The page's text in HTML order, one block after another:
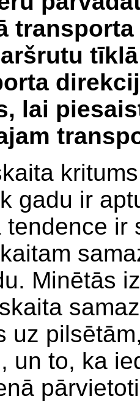
lai
gadu ir
tendence ir
Minētās
uz
un to, ka